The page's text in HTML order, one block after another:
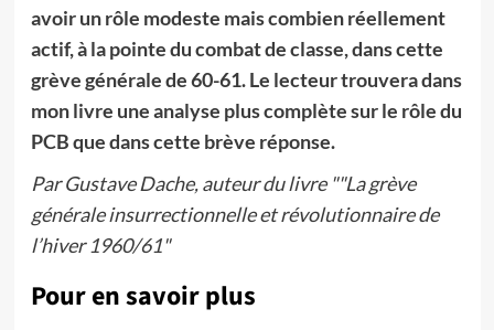
avoir un rôle modeste mais combien réellement
actif, à la pointe du combat de classe, dans cette
grève générale de 60-61. Le lecteur trouvera dans
mon livre une analyse plus complète sur le rôle du
PCB que dans cette brève réponse.
Par Gustave Dache, auteur du livre ""La grève
générale insurrectionnelle et révolutionnaire de
l’hiver 1960/61"
Pour en savoir plus